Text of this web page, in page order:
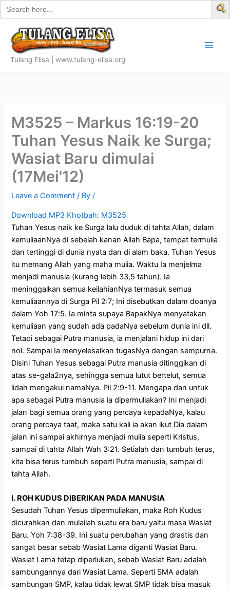
Search
for:
Skip
to
content
Tulang Elisa | www.tulang-elisa.org
M3525 – Markus 16:19-20
Tuhan Yesus Naik ke Surga;
Wasiat Baru dimulai
(17Mei'12)
Leave a Comment / By/
Download MP3 Khotbah: M3525
Tuhan Yesus naik ke Surga lalu duduk di tahta Allah, dalam
kemuliaanNya di sebelah kanan Allah Bapa, tempat termulia
dan tertinggi di dunia nyata dan di alam baka. Tuhan Yesus
itu memang Allah yang maha mulia. Waktu Ia menjelma
menjadi manusia (kurang lebih 33,5 tahun). Ia
meninggalkan semua keilahianNya termasuk semua
kemuliaannya di Surga Pil 2:7; Ini disebutkan dalam doanya
dalam Yoh 17:5. Ia minta supaya BapakNya menyatakan
kemuliaan yang sudah ada padaNya sebelum dunia ini dll.
Tetapi sebagai Putra manusia, ia menjalani hidup ini dari
nol. Sampai Ia menyelesaikan tugasNya dengan sempurna.
Disini Tuhan Yesus sebagai Putra manusia ditinggikan di
atas se-gala2nya, sehingga semua lutut bertelut, semua
lidah mengakui namaNya. Pil 2:9-11. Mengapa dan untuk
apa sebagai Putra manusia ia dipermuliakan? Ini menjadi
jalan bagi semua orang yang percaya kepadaNya, kalau
orang percaya taat, maka satu kali ia akan ikut Dia dalam
jalan ini sampai akhirnya menjadi mulia seperti Kristus,
sampai di tahta Allah Wah 3:21. Setialah dan tumbuh terus,
kita bisa terus tumbuh seperti Putra manusia, sampai di
tahta Allah.
I. ROH KUDUS DIBERIKAN PADA MANUSIA
Sesudah Tuhan Yesus dipermuliakan, maka Roh Kudus
dicurahkan dan mulailah suatu era baru yaitu masa Wasiat
Baru. Yoh 7:38-39. Ini suatu perubahan yang drastis dan
sangat besar sebab Wasiat Lama diganti Wasiat Baru.
Wasiat Lama tetap diperlukan, sebab Wasiat Baru adalah
sambungannya dari Wasiat Lama. Seperti SMA adalah
sambungan SMP, kalau tidak lewat SMP tidak bisa masuk